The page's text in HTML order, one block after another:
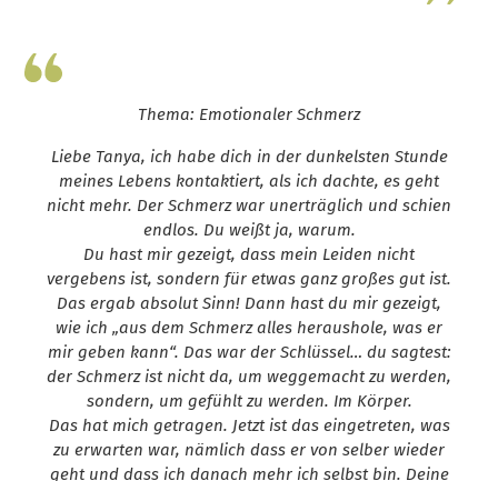
Thema: Emotionaler Schmerz
Liebe Tanya, ich habe dich in der dunkelsten Stunde
meines Lebens kontaktiert, als ich dachte, es geht
nicht mehr. Der Schmerz war unerträglich und schien
endlos. Du weißt ja, warum.
Du hast mir gezeigt, dass mein Leiden nicht
vergebens ist, sondern für etwas ganz großes gut ist.
Das ergab absolut Sinn! Dann hast du mir gezeigt,
wie ich „aus dem Schmerz alles heraushole, was er
mir geben kann“. Das war der Schlüssel… du sagtest:
der Schmerz ist nicht da, um weggemacht zu werden,
sondern, um gefühlt zu werden. Im Körper.
Das hat mich getragen. Jetzt ist das eingetreten, was
zu erwarten war, nämlich dass er von selber wieder
geht und dass ich danach mehr ich selbst bin. Deine